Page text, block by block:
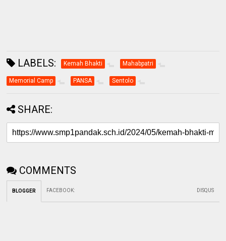
LABELS: Kemah Bhakti Mahabpatri
Memorial Camp PANSA Sentolo
SHARE:
COMMENTS
BLOGGER FACEBOOK: DISQUS